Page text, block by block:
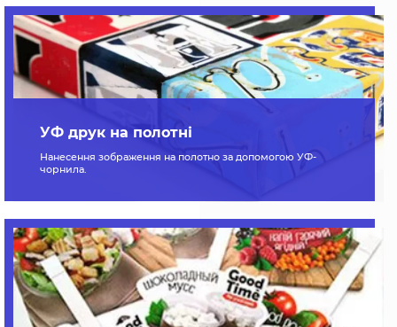
УФ друк на полотні
Нанесення зображення на полотно за допомогою УФ-
чорнила.